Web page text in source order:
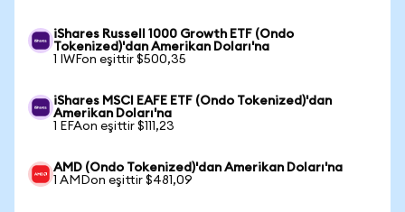
iShares Russell 1000 Growth ETF (Ondo
Tokenized)'dan Amerikan Doları'na
1 IWFon eşittir $500,35
iShares MSCI EAFE ETF (Ondo Tokenized)'dan
Amerikan Doları'na
1 EFAon eşittir $111,23
AMD (Ondo Tokenized)'dan Amerikan Doları'na
1 AMDon eşittir $481,09